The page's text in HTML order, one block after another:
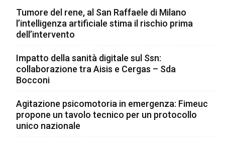
Tumore del rene, al San Raffaele di Milano
l’intelligenza artificiale stima il rischio prima
dell’intervento
Impatto della sanità digitale sul Ssn:
collaborazione tra Aisis e Cergas – Sda
Bocconi
Agitazione psicomotoria in emergenza: Fimeuc
propone un tavolo tecnico per un protocollo
unico nazionale